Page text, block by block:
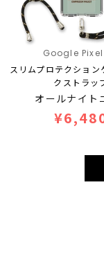
Google
スリムプロテクション
クストラッ
オールナイト